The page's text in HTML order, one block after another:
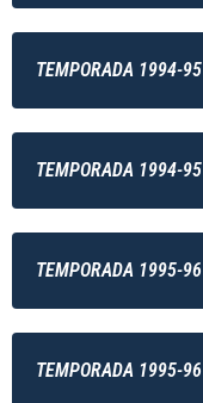
TEMPORADA 1994-95
TEMPORADA 1994-95
TEMPORADA 1995-96
TEMPORADA 1995-96